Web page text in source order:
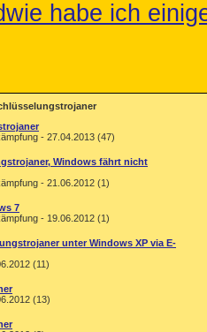
habe ich
- 27.04.2013 (47)
Windows fährt nicht
- 21.06.2012 (1)
7
- 19.06.2012 (1)
unter Windows XP via E-
(11)
(13)